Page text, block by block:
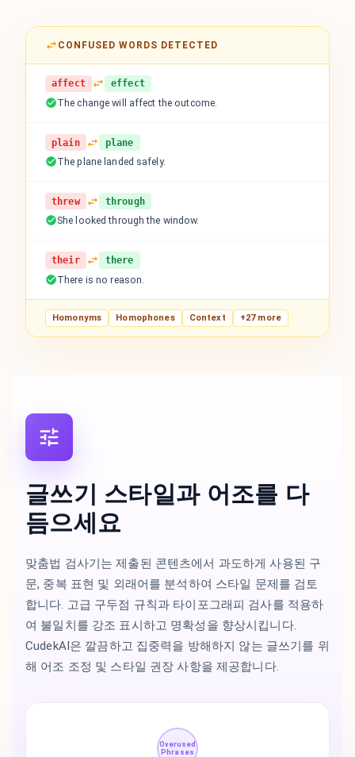
CONFUSED WORDS DETECTED
affect effect
The change will affect the outcome.
plain plane
The plane landed safely.
threw through
She looked through the window.
their there
There is no reason.
Homonyms Homophones Context +27 more
Overused
Phrases
글쓰기 스타일과 어조를 다
듬으세요
맞춤법 검사기는 제출된 콘텐츠에서 과도하게 사용된 구
문, 중복 표현 및 외래어를 분석하여 스타일 문제를 검토
합니다. 고급 구두점 규칙과 타이포그래피 검사를 적용하
여 불일치를 강조 표시하고 명확성을 향상시킵니다.
CudekAI은 깔끔하고 집중력을 방해하지 않는 글쓰기를 위
해 어조 조정 및 스타일 권장 사항을 제공합니다.